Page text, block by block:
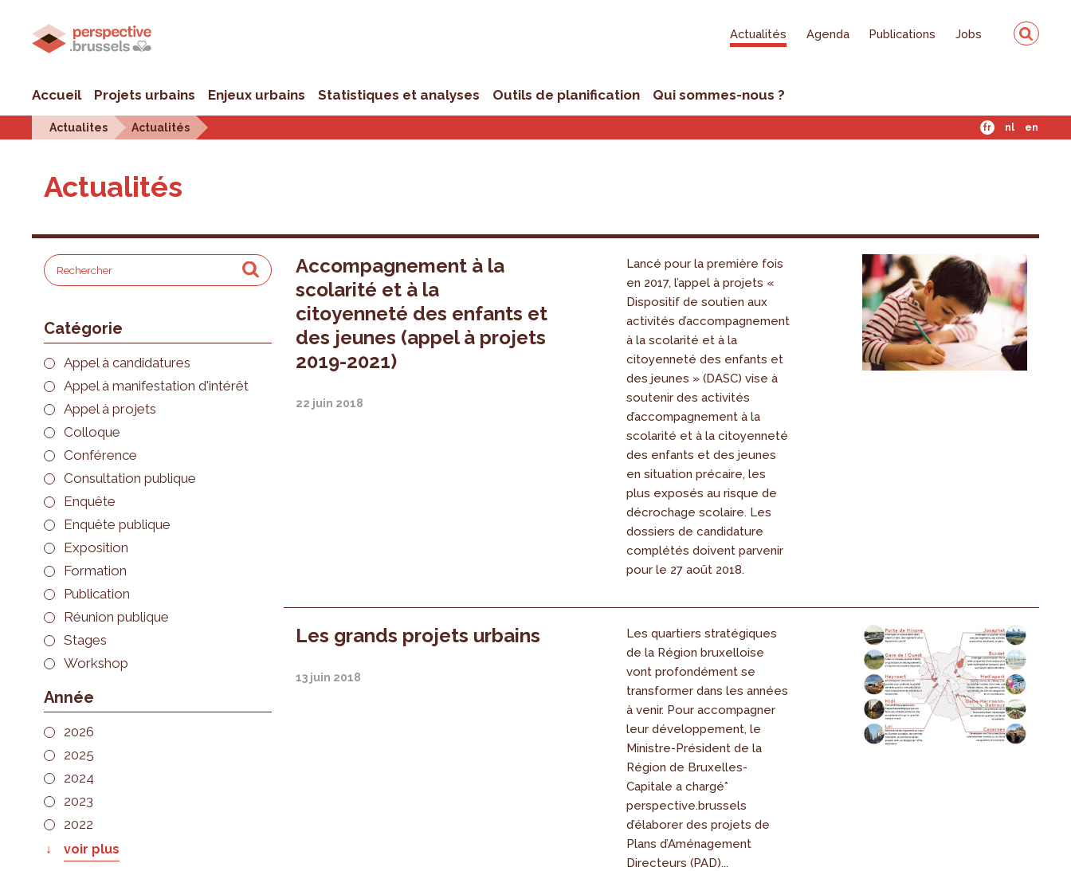
Actualités Agenda Publications Jobs
Accueil Projets urbains Enjeux urbains Statistiques et analyses Outils de planification Qui sommes-nous ?
Actualites Actualités fr nl en
Actualités
Catégorie
Appel à candidatures
Appel à manifestation d'intérêt
Appel à projets
Colloque
Conférence
Consultation publique
Enquête
Enquête publique
Exposition
Formation
Publication
Réunion publique
Stages
Workshop
Année
2026
2025
2024
2023
2022
voir plus
Accompagnement à la
scolarité et à la
citoyenneté des enfants et
des jeunes (appel à projets
2019-2021)
22 juin 2018
Lancé pour la première fois
en 2017, l’appel à projets «
Dispositif de soutien aux
activités d’accompagnement
à la scolarité et à la
citoyenneté des enfants et
des jeunes » (DASC) vise à
soutenir des activités
d’accompagnement à la
scolarité et à la citoyenneté
des enfants et des jeunes
en situation précaire, les
plus exposés au risque de
décrochage scolaire. Les
dossiers de candidature
complétés doivent parvenir
pour le 27 août 2018.
Les grands projets urbains
13 juin 2018
Les quartiers stratégiques
de la Région bruxelloise
vont profondément se
transformer dans les années
à venir. Pour accompagner
leur développement, le
Ministre-Président de la
Région de Bruxelles-
Capitale a chargé*
perspective.brussels
d’élaborer des projets de
Plans d’Aménagement
Directeurs (PAD)...